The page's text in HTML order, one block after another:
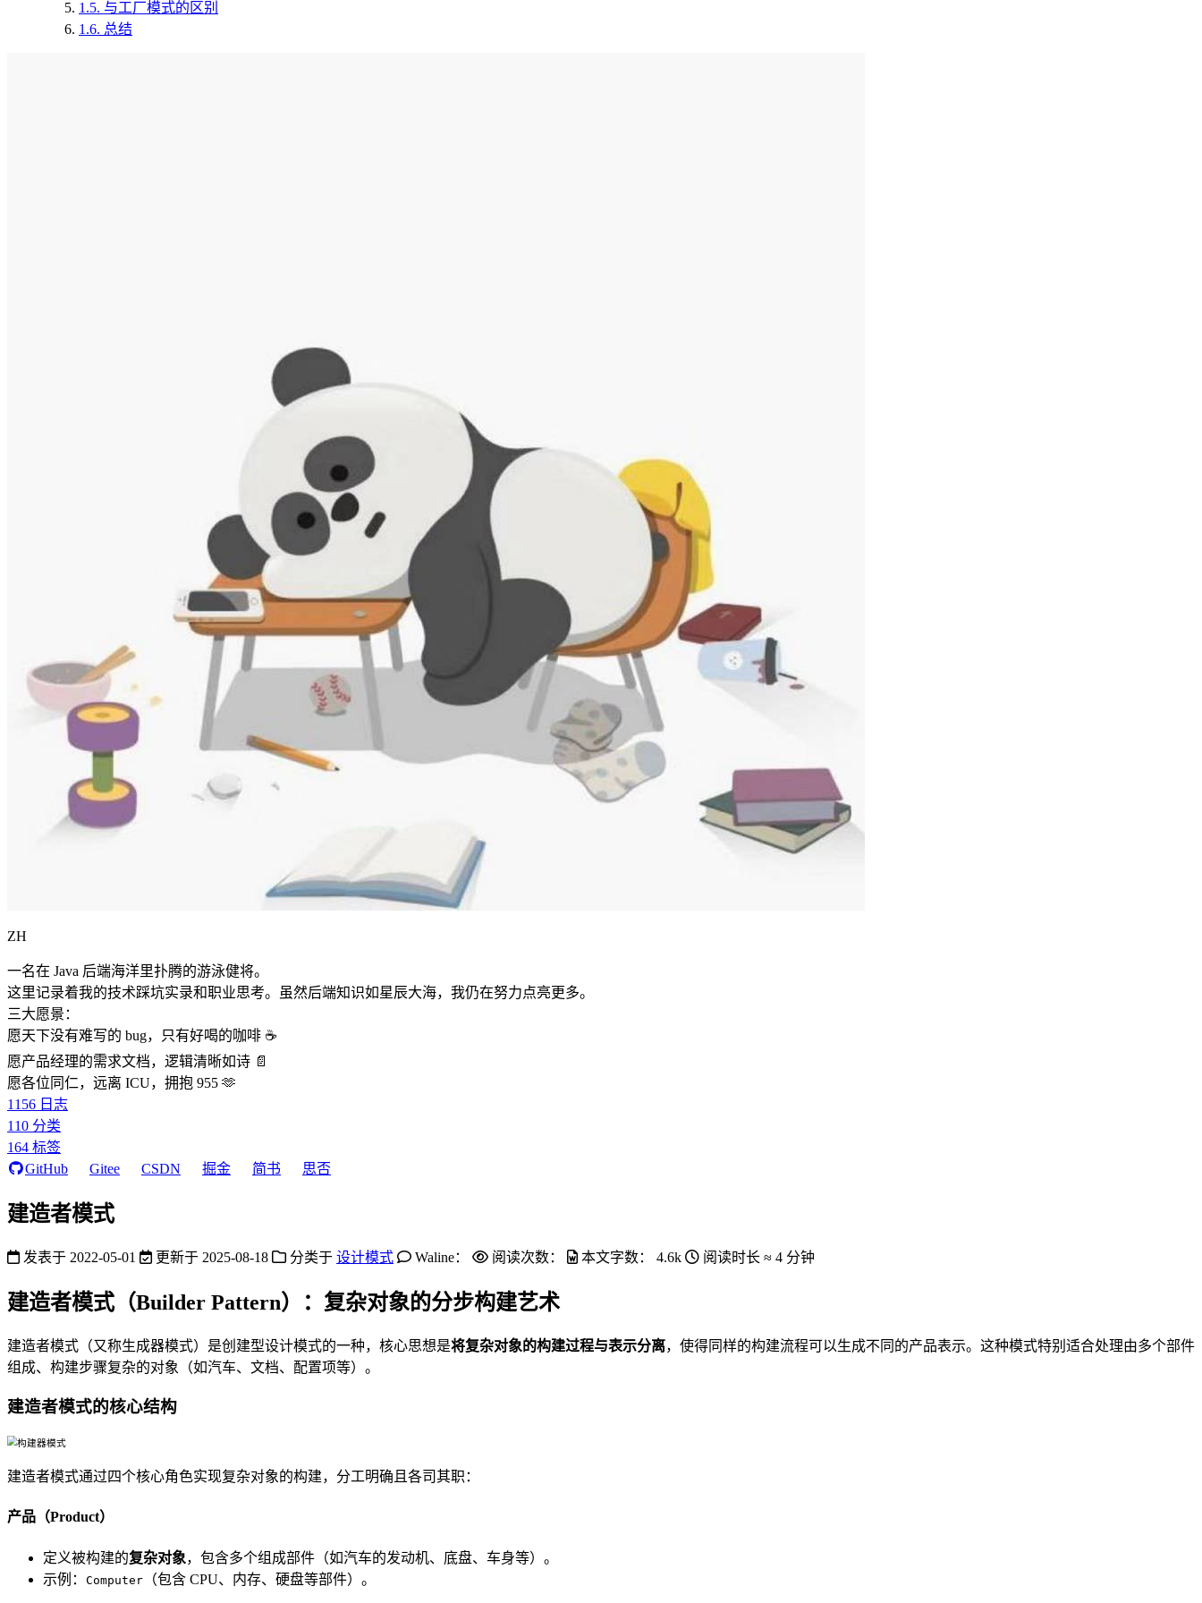
1.5. 与工厂模式的区别
1.6. 总结
ZH
一名在 Java 后端海洋里扑腾的游泳健将。
这里记录着我的技术踩坑实录和职业思考。虽然后端知识如星辰大海，我仍在努力点亮更多。
三大愿景：
愿天下没有难写的 bug，只有好喝的咖啡 ☕️
愿产品经理的需求文档，逻辑清晰如诗 📄
愿各位同仁，远离 ICU，拥抱 955 🫶
1156 日志
110 分类
164 标签
GitHub
Gitee CSDN 掘金 简书 思否
建造者模式
发表于 2022-05-01 更新于 2025-08-18 分类于 设计模式 Waline： 阅读次数： 本文字数： 4.6k 阅读时长 ≈ 4 分钟
建造者模式（Builder Pattern）：复杂对象的分步构建艺术
建造者模式（又称生成器模式）是创建型设计模式的一种，核心思想是将复杂对象的构建过程与表示分离，使得同样的构建流程可以生成不同的产品表示。这种模式特别适合处理由多个部件
组成、构建步骤复杂的对象（如汽车、文档、配置项等）。
建造者模式的核心结构
建造者模式通过四个核心角色实现复杂对象的构建，分工明确且各司其职：
产品（Product）
定义被构建的复杂对象，包含多个组成部件（如汽车的发动机、底盘、车身等）。
示例： Computer （包含 CPU、内存、硬盘等部件）。